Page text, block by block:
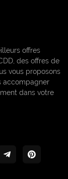
offres
des offres de
vous proposons
accompagner
dans votre